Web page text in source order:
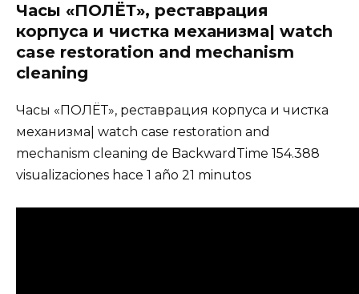
Часы «ПОЛЁТ», реставрация
корпуса и чистка механизма| watch
case restoration and mechanism
cleaning
Часы «ПОЛЁТ», реставрация корпуса и чистка
механизма| watch case restoration and
mechanism cleaning de BackwardTime 154.388
visualizaciones hace 1 año 21 minutos